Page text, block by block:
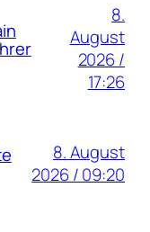
8.
August
2026 /
17:26
8. August
2026 / 09:20